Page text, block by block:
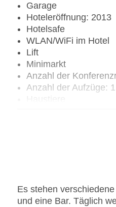
Garage
Hoteleröffnung: 2013
Hotelsafe
WLAN/WiFi im Hotel
Lift
Minimarkt
Anzahl der
Anzahl der Aufzüge: 1
Es stehen
und eine Bar. Täglich